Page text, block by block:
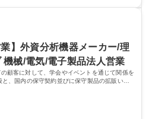
レベル及び微視的レベルで生命と物質
ました。当社は世界有数の分析機器メ
と革新的なソリューションを継続的に
】外資分析機器メーカー/理
械/電気/電子製品法人営業
顧客に対して、学会やイベントを通じて関係を
、国内の保守契約並びに保守製品の拡販いた